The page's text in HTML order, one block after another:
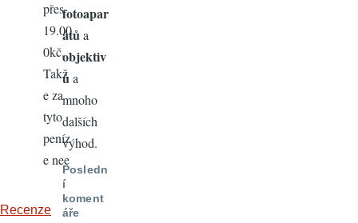
přes
19.00
0kč.
Takž
e za
tyto
peníz
e nee
Recenze
fotoapar
átů a
objektiv
ů a
mnoho
dalších
výhod.
Posledn
í
koment
áře